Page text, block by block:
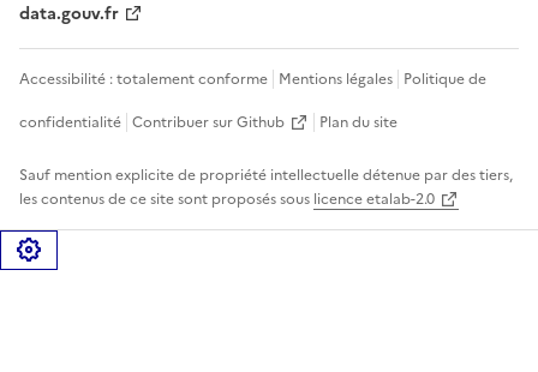
data.gouv.fr
Accessibilité : totalement conforme Mentions légales Politique de
confidentialité Contribuer sur Github Plan du site
Sauf mention explicite de propriété intellectuelle détenue par des tiers,
les contenus de ce site sont proposés sous licence etalab-2.0
Gérer les cookies